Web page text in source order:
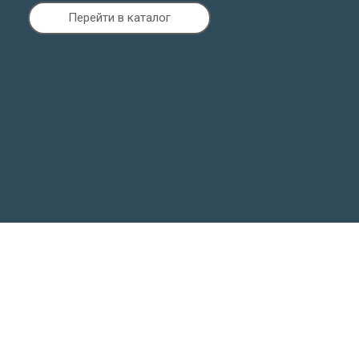
Перейти в каталог